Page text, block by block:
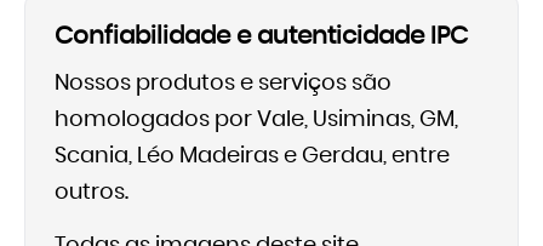
Confiabilidade e autenticidade IPC
Nossos produtos e serviços são
homologados por Vale, Usiminas, GM,
Scania, Léo Madeiras e Gerdau, entre
outros.